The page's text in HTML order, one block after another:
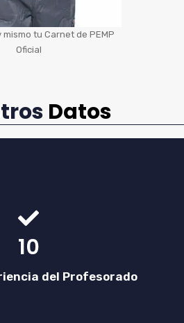
tu Carnet de PEMP
Oficial
Datos
10
del Profesorado